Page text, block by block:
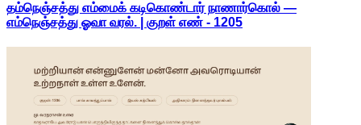
தம்நெஞ்சத்து எம்மைக் கடிகொண்டார் நாணார்கொல் —
எம்நெஞ்சத்து ஓவா வரல். | குறள் எண் - 1205